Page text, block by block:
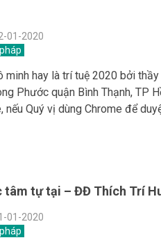
01-2020
minh hay là trí tuệ 2020 bởi thầy
Phước quận Bình Thạnh, TP
nếu Quý vị dùng Chrome để
tâm tự tại – ĐĐ Thích Trí
01-2020